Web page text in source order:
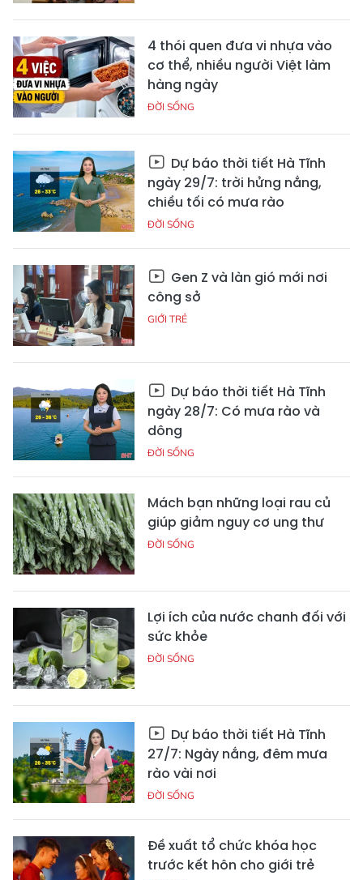
4 thói quen đưa vi nhựa vào
cơ thể, nhiều người Việt làm
hàng ngày
ĐỜI SỐNG
Dự báo thời tiết Hà Tĩnh
ngày 29/7: trời hửng nắng,
chiều tối có mưa rào
ĐỜI SỐNG
Gen Z và làn gió mới nơi
công sở
GIỚI TRẺ
Dự báo thời tiết Hà Tĩnh
ngày 28/7: Có mưa rào và
dông
ĐỜI SỐNG
Mách bạn những loại rau củ
giúp giảm nguy cơ ung thư
ĐỜI SỐNG
Lợi ích của nước chanh đối với
sức khỏe
ĐỜI SỐNG
Dự báo thời tiết Hà Tĩnh
27/7: Ngày nắng, đêm mưa
rào vài nơi
ĐỜI SỐNG
Đề xuất tổ chức khóa học
trước kết hôn cho giới trẻ